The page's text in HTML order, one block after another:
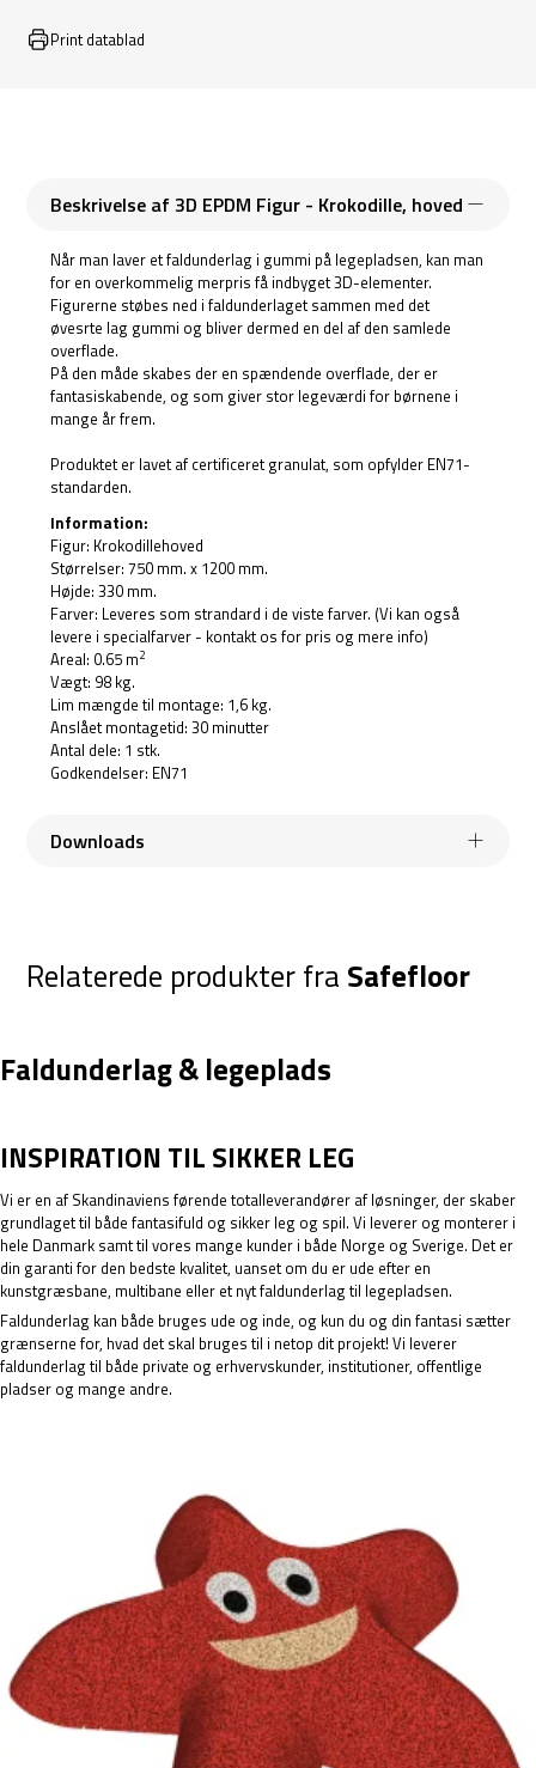
Print datablad
Beskrivelse af 3D EPDM Figur - Krokodille, hoved
Når man laver et faldunderlag i gummi på legepladsen, kan man
for en overkommelig merpris få indbyget 3D-elementer.
Figurerne støbes ned i faldunderlaget sammen med det
øvesrte lag gummi og bliver dermed en del af den samlede
overflade.
På den måde skabes der en spændende overflade, der er
fantasiskabende, og som giver stor legeværdi for børnene i
mange år frem.
Produktet er lavet af certificeret granulat, som opfylder EN71-
standarden.
Information:
Figur: Krokodillehoved
Størrelser: 750 mm. x 1200 mm.
Højde: 330 mm.
Farver: Leveres som strandard i de viste farver. (Vi kan også
levere i specialfarver - kontakt os for pris og mere info)
Areal: 0.65 m2
Vægt: 98 kg.
Lim mængde til montage: 1,6 kg.
Anslået montagetid: 30 minutter
Antal dele: 1 stk.
Godkendelser: EN71
Downloads
SAFEFLOOR-INSTALATION-
GUIDE-3D-3.PDF
Relaterede produkter fra Safefloor
Faldunderlag & legeplads
INSPIRATION TIL SIKKER LEG
Vi er en af Skandinaviens førende totalleverandører af løsninger, der skaber
grundlaget til både fantasifuld og sikker leg og spil. Vi leverer og monterer i
hele Danmark samt til vores mange kunder i både Norge og Sverige. Det er
din garanti for den bedste kvalitet, uanset om du er ude efter en
kunstgræsbane, multibane eller et nyt faldunderlag til legepladsen.
Faldunderlag kan både bruges ude og inde, og kun du og din fantasi sætter
grænserne for, hvad det skal bruges til i netop dit projekt! Vi leverer
faldunderlag til både private og erhvervskunder, institutioner, offentlige
pladser og mange andre.